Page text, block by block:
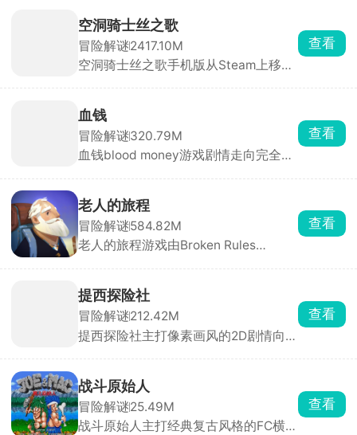
罪横行的城市，你将扮演惩罚者或搭档
尼克，一路用拳头清扫街头犯罪分子，
最终与黑帮老大金并展开终极决战。游
戏支持双人游玩，两位主角技能相似但
空洞骑士丝之歌
冒险解谜2417.10M
空洞骑士丝之歌手机版从Steam上移植
王国中冒险，突围囚笼，破译谜题，与
怪物展开激烈的战斗，收集绘色碎片，
在兽潮中杀出一条血路，揭开与你身世
交织的远古秘辛。
查看
血钱
冒险解谜320.79M
血钱blood money游戏剧情走向完全由
击他一次，就能获得一美元，你想要拿
到钱，就必须伤害他，哈维承受的痛苦
越剧烈、伤害越严重，你能赚取的金钱
就越多。在生存的巨大压力下，不得不
查看
老人的旅程
冒险解谜584.82M
老人的旅程游戏由Broken Rules
一封来自远处的信件，从而开启一场未
知的冒险之旅。迈着蹒跚的步伐，越过
各个城市，经历种种，解开一系列的谜
团，追寻曾经美好的记忆。
查看
提西探险社
冒险解谜212.42M
提西探险社主打像素画风的2D剧情向恐
调查事件、搜集线索、解决作祟根源。
游戏核心机制是多视角切换，不同章节
由不同角色担任主角进行探索，同一事
件从多个角度呈现，拼凑出完整真相。
查看
战斗原始人
冒险解谜25.49M
战斗原始人主打经典复古风格的FC横版
查看